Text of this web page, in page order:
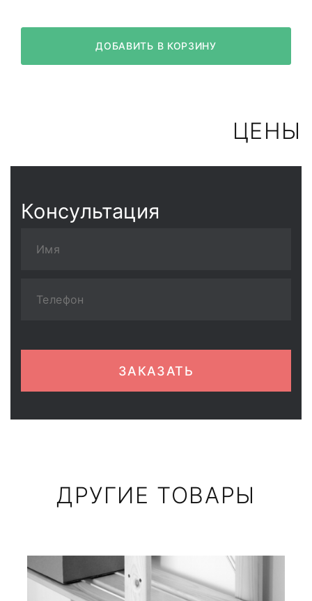
ДОБАВИТЬ В КОРЗИНУ
ЦЕНЫ
Консультация
ЗАКАЗАТЬ
ДРУГИЕ ТОВАРЫ